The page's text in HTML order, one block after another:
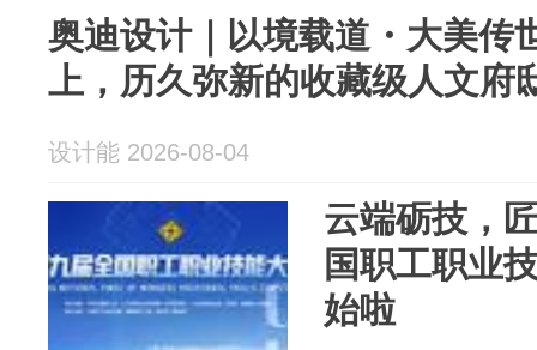
奥迪设计｜以境载道・大美传
上，历久弥新的收藏级人文府
设计能 2026-08-04
云端砺技，
国职工职业
始啦